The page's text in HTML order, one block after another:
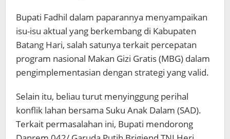
Bupati Fadhil dalam paparannya menyampaikan
isu-isu aktual yang berkembang di Kabupaten
Batang Hari, salah satunya terkait percepatan
program nasional Makan Gizi Gratis (MBG) dalam
pengimplementasian dengan strategi yang valid.
Selain itu, beliau turut menyinggung perihal
konflik lahan bersama Suku Anak Dalam (SAD).
Terkait permasalahan ini, Bupati mendorong